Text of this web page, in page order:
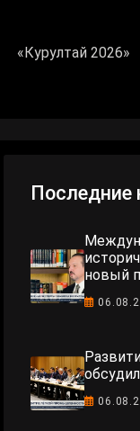
«Курултай 2026»
Последние
новый